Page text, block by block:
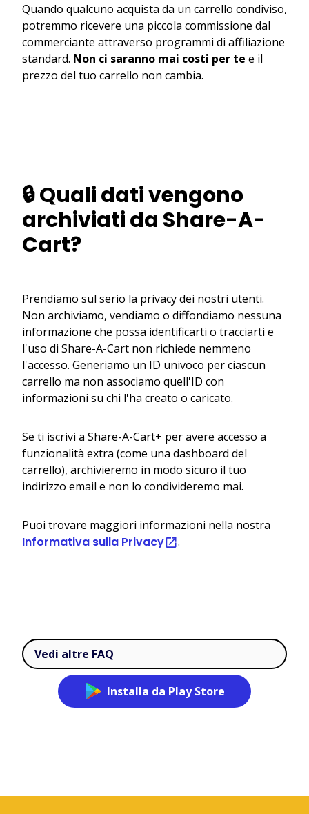
Quando qualcuno acquista da un carrello condiviso,
potremmo ricevere una piccola commissione dal
commerciante attraverso programmi di affiliazione
standard. Non ci saranno mai costi per te e il
prezzo del tuo carrello non cambia.
🔒 Quali dati vengono
archiviati da Share-A-
Cart?
Prendiamo sul serio la privacy dei nostri utenti.
Non archiviamo, vendiamo o diffondiamo nessuna
informazione che possa identificarti o tracciarti e
l'uso di Share-A-Cart non richiede nemmeno
l'accesso. Generiamo un ID univoco per ciascun
carrello ma non associamo quell'ID con
informazioni su chi l'ha creato o caricato.
Se ti iscrivi a Share-A-Cart+ per avere accesso a
funzionalità extra (come una dashboard del
carrello), archivieremo in modo sicuro il tuo
indirizzo email e non lo condivideremo mai.
Puoi trovare maggiori informazioni nella nostra
Informativa sulla Privacy .
Vedi altre FAQ
Installa da Play Store